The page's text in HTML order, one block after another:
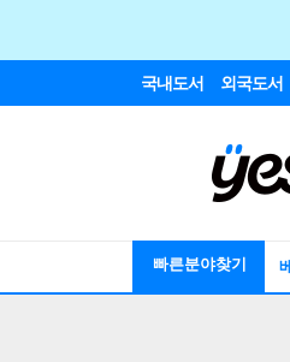
국내도서 외국도서
빠른분야찾기